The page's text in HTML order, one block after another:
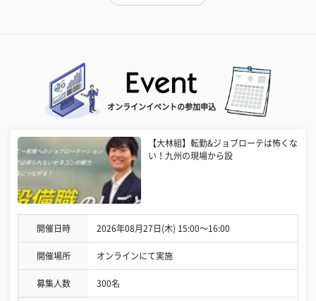
オンラインイベントの参加申込
【大林組】転勤&ジョブローテは怖くな
い！九州の現場から設
開催日時 2026年08月27日(木) 15:00〜16:00
開催場所 オンラインにて実施
募集人数 300名